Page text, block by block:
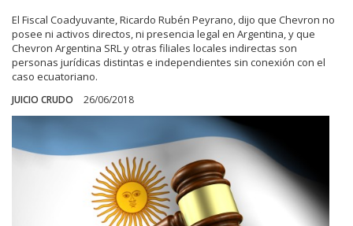
El Fiscal Coadyuvante, Ricardo Rubén Peyrano, dijo que Chevron no
posee ni activos directos, ni presencia legal en Argentina, y que
Chevron Argentina SRL y otras filiales locales indirectas son
personas jurídicas distintas e independientes sin conexión con el
caso ecuatoriano.
JUICIO CRUDO 26/06/2018